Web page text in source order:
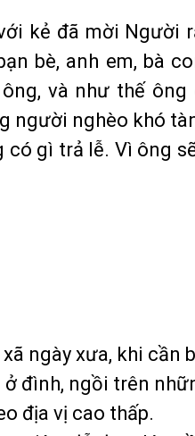
kẻ đã mời Người
bè, anh em, bà
và như thế
người nghèo khó
có gì trả lễ. Vì ông
ngày xưa, khi cần
ở đình, ngồi trên
địa vị cao thấp.